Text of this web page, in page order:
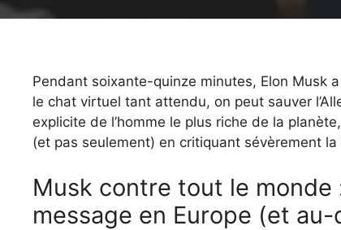
Pendant soixante-quinze minutes, Elon Musk
le chat virtuel tant attendu, on peut sauver
explicite de l’homme le plus riche de la
(et pas seulement) en critiquant sévèrement
Musk contre tout le
message en Europe (et au-